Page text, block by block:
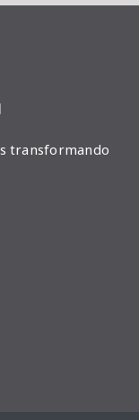
transformando